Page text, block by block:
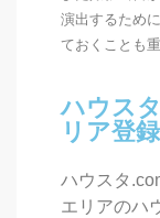
演出するため
ておくことも重
ハウス
リア登
ハウスタ
エリアのハ